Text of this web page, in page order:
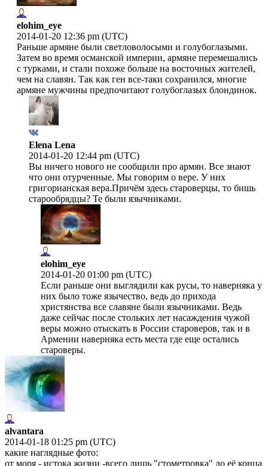
elohim_eye
2014-01-20 12:36 pm (UTC)
Раньше армяне были светловолосыми и голубоглазыми.
Затем во время османской империи, армяне перемешались
с турками, и стали похоже больше на восточных жителей,
чем на славян. Так как ген все-таки сохранился, многие
армяне мужчины предпочитают голубоглазых блондинок.
Elena Lena
2014-01-20 12:44 pm (UTC)
Вы ничего нового не сообщили про армян. Все знают
что они отурченные. Мы говорим о вере. У них
григорианская вера.Причём здесь староверцы, то бишь
старообрядцы? Те были язычниками.
elohim_eye
2014-01-20 01:00 pm (UTC)
Если раньше они выглядили как русы, то наверняка у
них было тоже язычество, ведь до прихода
христянства все славяне были язычниками. Ведь
даже сейчас после стольких лет насаждения чужой
веры можно отыскать в России староверов, так и в
Армении наверняка есть места где еще остались
староверы.
alvantara
2014-01-18 01:25 pm (UTC)
какие наглядные фото:
от моря - истока жизни -всего лишь "стометровка" до её конца